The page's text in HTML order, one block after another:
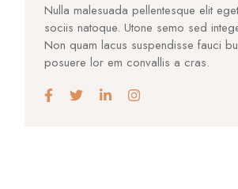
Nulla malesuada pellentesque elit
sociis natoque. Utone semo sed
Non quam lacus suspendisse fauci
posuere lor em convallis a cras.